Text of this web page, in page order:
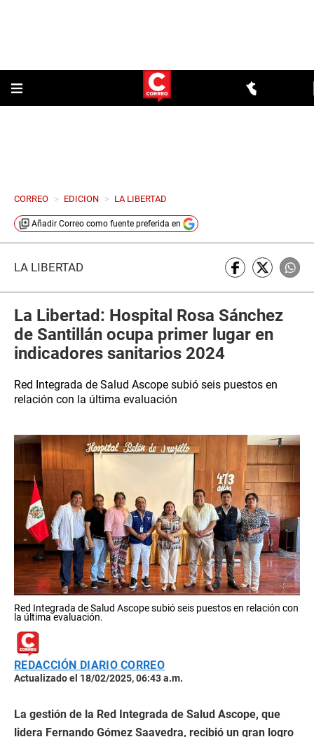
CORREO > EDICION > LA LIBERTAD
Añadir Correo como fuente preferida en
LA LIBERTAD
La Libertad: Hospital Rosa Sánchez
de Santillán ocupa primer lugar en
indicadores sanitarios 2024
Red Integrada de Salud Ascope subió seis puestos en
relación con la última evaluación
Red Integrada de Salud Ascope subió seis puestos en relación con
la última evaluación.
REDACCIÓN DIARIO CORREO
Actualizado el 18/02/2025, 06:43 a.m.
La gestión de la Red Integrada de Salud Ascope, que
lidera Fernando Gómez Saavedra, recibió un gran logro